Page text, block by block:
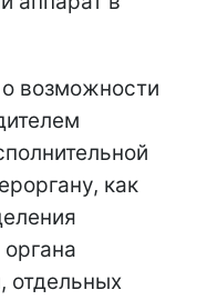
возможности
как
отдельных